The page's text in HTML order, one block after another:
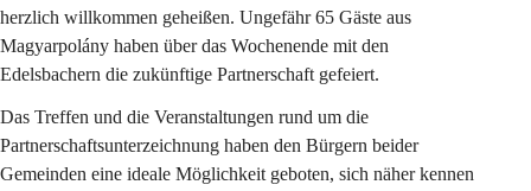
herzlich willkommen geheißen. Ungefähr 65 Gäste aus
Magyarpolány haben über das Wochenende mit den
Edelsbachern die zukünftige Partnerschaft gefeiert.
Das Treffen und die Veranstaltungen rund um die
Partnerschaftsunterzeichnung haben den Bürgern beider
Gemeinden eine ideale Möglichkeit geboten, sich näher kennen